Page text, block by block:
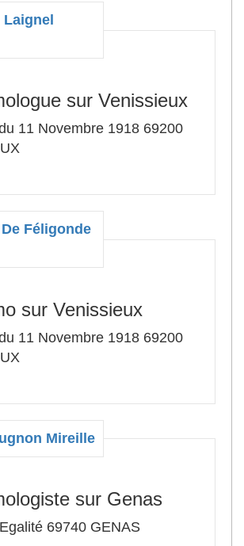
sur Venissieux
11 Novembre 1918 69200
Féligonde
sur Venissieux
11 Novembre 1918 69200
Mireille
sur Genas
69740 GENAS